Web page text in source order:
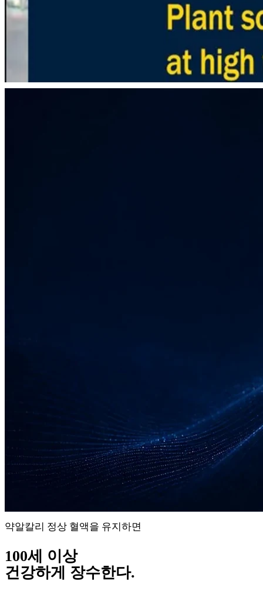
약알칼리 정상 혈액을 유지하면
100세 이상
건강하게 장수한다.